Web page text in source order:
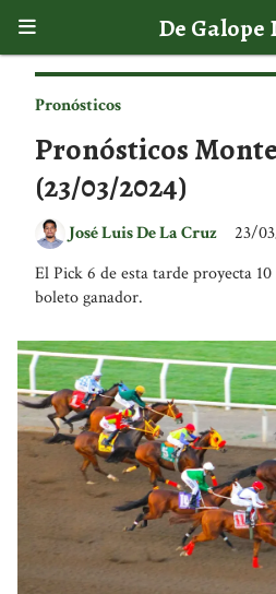
De Galope
Pronósticos
(23/03/2024)
El Pick 6 de esta tarde proyecta
boleto ganador.
Pronósticos
23/
José Luis De La Cruz